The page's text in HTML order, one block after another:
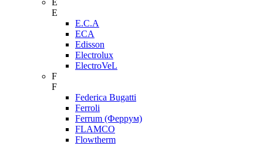
E
E
E.C.A
ECA
Edisson
Electrolux
ElectroVeL
F
F
Federica Bugatti
Ferroli
Ferrum (Феррум)
FLAMCO
Flowtherm